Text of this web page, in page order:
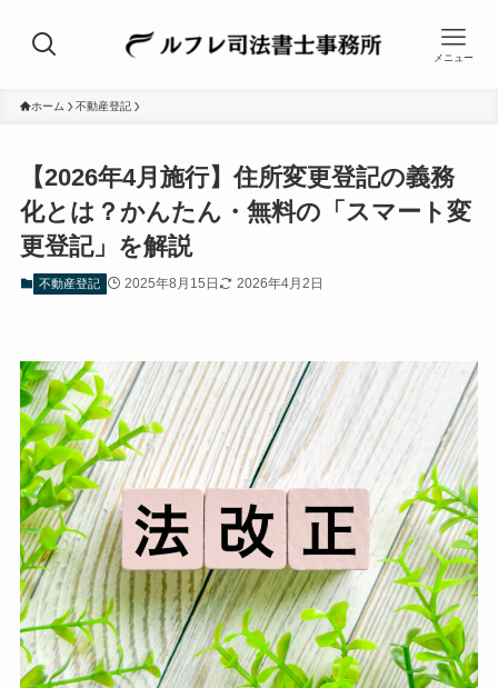
メニュー
ホーム 不動産登記
【2026年4月施行】住所変更登記の義務
化とは？かんたん・無料の「スマート変
更登記」を解説
不動産登記 2025年8月15日 2026年4月2日